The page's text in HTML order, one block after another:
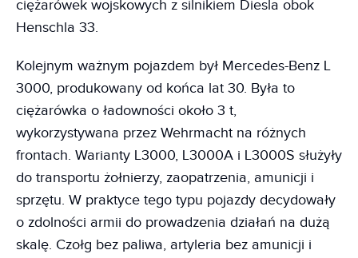
ciężarówek wojskowych z silnikiem Diesla obok
Henschla 33.
Kolejnym ważnym pojazdem był Mercedes-Benz L
3000, produkowany od końca lat 30. Była to
ciężarówka o ładowności około 3 t,
wykorzystywana przez Wehrmacht na różnych
frontach. Warianty L3000, L3000A i L3000S służyły
do transportu żołnierzy, zaopatrzenia, amunicji i
sprzętu. W praktyce tego typu pojazdy decydowały
o zdolności armii do prowadzenia działań na dużą
skalę. Czołg bez paliwa, artyleria bez amunicji i